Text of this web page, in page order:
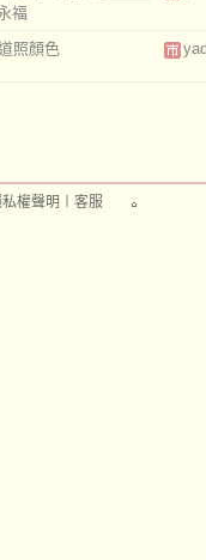
福
照顏色
私權聲明 客服